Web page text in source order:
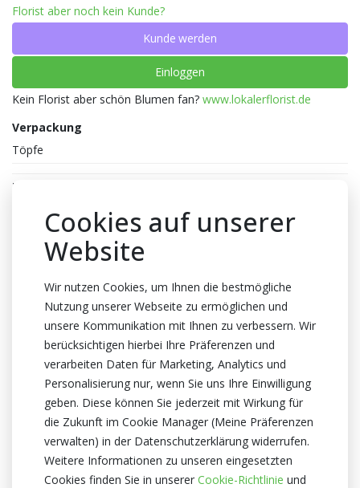
Florist aber noch kein Kunde?
Kunde werden
Einloggen
Kein Florist aber schön Blumen fan? www.lokalerflorist.de
Verpackung
Töpfe
Farbe
Topfhöhe
45cm Höhe
Züchter
Herkunftsland
Niederlande
Zertifikat
MPS A+
MPS SQ
Cookies auf unserer
Website
Wir nutzen Cookies, um Ihnen die bestmögliche
Nutzung unserer Webseite zu ermöglichen und
unsere Kommunikation mit Ihnen zu verbessern. Wir
berücksichtigen hierbei Ihre Präferenzen und
verarbeiten Daten für Marketing, Analytics und
Personalisierung nur, wenn Sie uns Ihre Einwilligung
geben. Diese können Sie jederzeit mit Wirkung für
die Zukunft im Cookie Manager (Meine Präferenzen
verwalten) in der Datenschutzerklärung widerrufen.
Weitere Informationen zu unseren eingesetzten
Cookies finden Sie in unserer Cookie-Richtlinie und